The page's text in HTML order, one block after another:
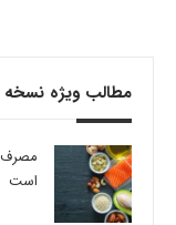
مطالب ویژه نسخه
است